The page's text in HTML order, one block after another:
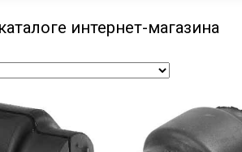
интернет-магазина